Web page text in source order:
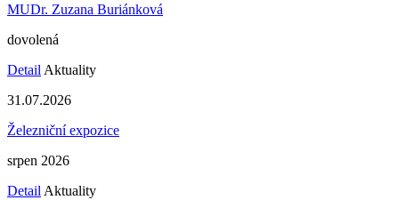
MUDr. Zuzana Buriánková
dovolená
Detail Aktuality
31.07.2026
Železniční expozice
srpen 2026
Detail Aktuality